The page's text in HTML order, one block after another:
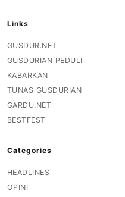
Links
GUSDUR.NET
GUSDURIAN PEDULI
KABARKAN
TUNAS GUSDURIAN
GARDU.NET
BESTFEST
Categories
HEADLINES
OPINI